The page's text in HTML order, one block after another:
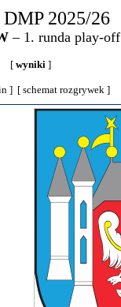
2025/26
– 1. runda play-off
[wyniki ]
] [ schemat rozgrywek ]